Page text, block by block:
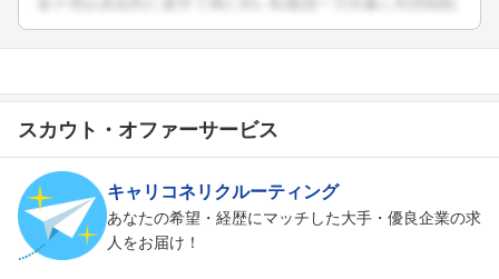
スカウト・オファーサービス
キャリコネリクルーティング
あなたの希望・経歴にマッチした大手・優良企業の求
人をお届け！